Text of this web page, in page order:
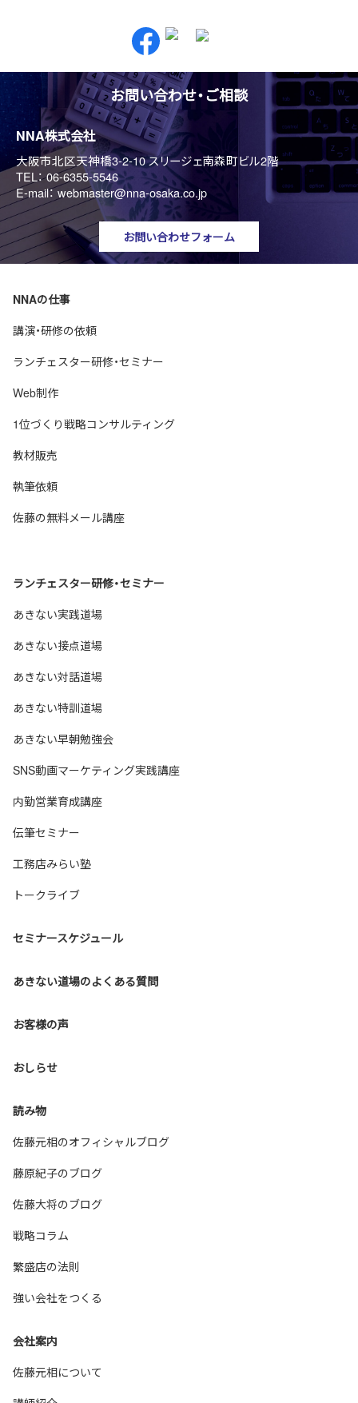
お問い合わせ・ご相談
NNA株式会社
大阪市北区天神橋3-2-10 スリージェ南森町ビル2階
TEL：06-6355-5546
E-mail：webmaster@nna-osaka.co.jp
お問い合わせフォーム
NNAの仕事
講演・研修の依頼
ランチェスター研修・セミナー
Web制作
1位づくり戦略コンサルティング
教材販売
執筆依頼
佐藤の無料メール講座
ランチェスター研修・セミナー
あきない実践道場
あきない接点道場
あきない対話道場
あきない特訓道場
あきない早朝勉強会
SNS動画マーケティング実践講座
内勤営業育成講座
伝筆セミナー
工務店みらい塾
トークライブ
セミナースケジュール
あきない道場のよくある質問
お客様の声
おしらせ
読み物
佐藤元相のオフィシャルブログ
藤原紀子のブログ
佐藤大将のブログ
戦略コラム
繁盛店の法則
強い会社をつくる
会社案内
佐藤元相について